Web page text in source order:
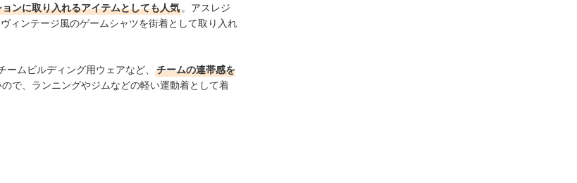
ンに取り入れるアイテムとしても人気。アスレジ
ィンテージ風のゲームシャツを街着として取り入れ
ムビルディング用ウェアなど、
チームの連帯感を
で、ランニングやジムなどの軽い運動着として着